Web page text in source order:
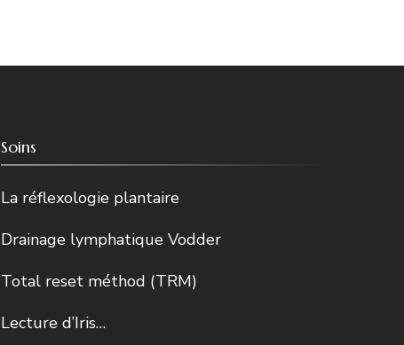
Soins
La réflexologie plantaire
Drainage lymphatique Vodder
Total reset méthod (TRM)
Lecture d’Iris…